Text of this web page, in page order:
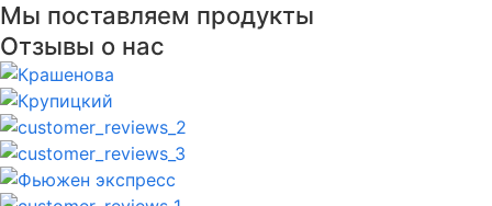
Мы поставляем продукты
Отзывы о нас